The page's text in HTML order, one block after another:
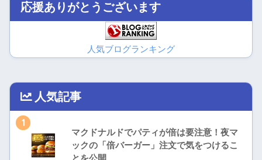
応援ありがとうございます
人気ブログランキング
人気記事
1
マクドナルドでパティが倍は要注意！夜マ
ックの「倍バーガー」注文で気をつけるこ